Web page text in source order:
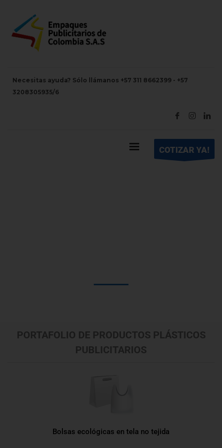
Necesitas ayuda? Sólo llámanos +57 311 8662399 - +57
3208305935/6
COTIZAR YA!
PORTAFOLIO DE PRODUCTOS PLÁSTICOS
PUBLICITARIOS
Bolsas ecológicas en tela no tejida